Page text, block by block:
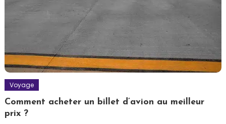
Voyage
Comment acheter un billet d’avion au meilleur
prix ?